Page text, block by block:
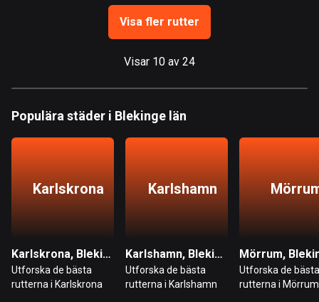
Guyana
Hongkong
137 rutter
Visa fler rutter
Visar 10 av 24
Populära städer i Blekinge län
Karlskrona
Karlskrona, Blekinge län
Utforska de bästa
rutterna i Karlskrona
Karlshamn
Karlshamn, Blekinge län
Utforska de bästa
rutterna i Karlshamn
Utforska de bästa
rutterna i Mörrum